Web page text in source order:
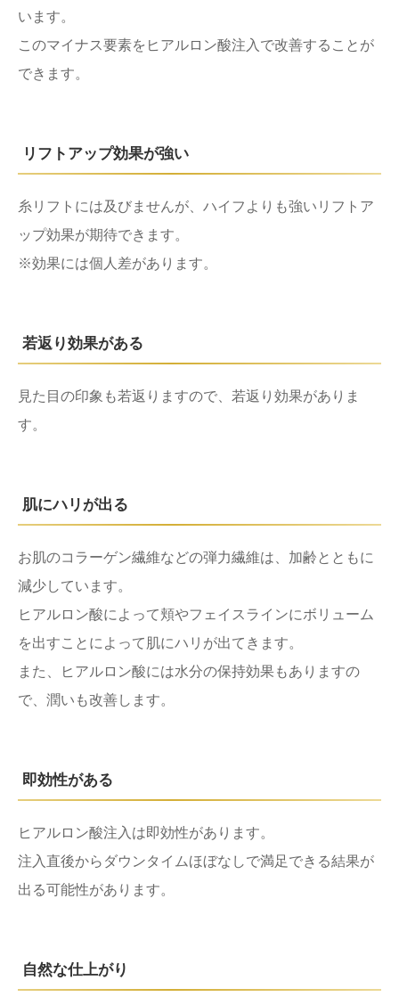
います。
このマイナス要素をヒアルロン酸注入で改善することが
できます。
リフトアップ効果が強い
糸リフトには及びませんが、ハイフよりも強いリフトア
ップ効果が期待できます。
※効果には個人差があります。
若返り効果がある
見た目の印象も若返りますので、若返り効果がありま
す。
肌にハリが出る
お肌のコラーゲン繊維などの弾力繊維は、加齢とともに
減少しています。
ヒアルロン酸によって頬やフェイスラインにボリューム
を出すことによって肌にハリが出てきます。
また、ヒアルロン酸には水分の保持効果もありますの
で、潤いも改善します。
即効性がある
ヒアルロン酸注入は即効性があります。
注入直後からダウンタイムほぼなしで満足できる結果が
出る可能性があります。
自然な仕上がり